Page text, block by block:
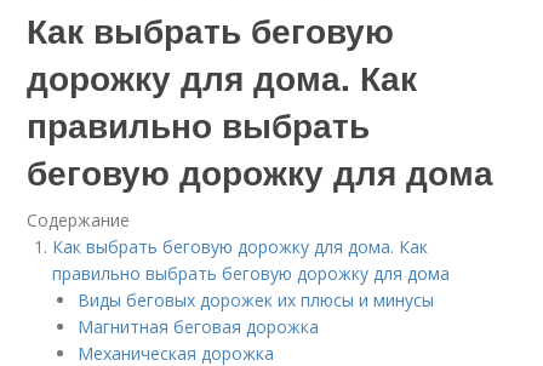
Как выбрать беговую
дорожку для дома. Как
правильно выбрать
беговую дорожку для дома
Содержание
Как выбрать беговую дорожку для дома. Как
правильно выбрать беговую дорожку для дома
Виды беговых дорожек их плюсы и минусы
Магнитная беговая дорожка
Механическая дорожка